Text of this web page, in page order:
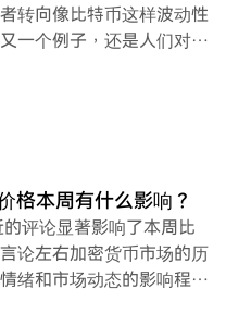
转向像比特币这样波动性
一个例子，还是人们对加
格本周有什么影响？
评论显著影响了本周比
论左右加密货币市场的历
绪和市场动态的影响程